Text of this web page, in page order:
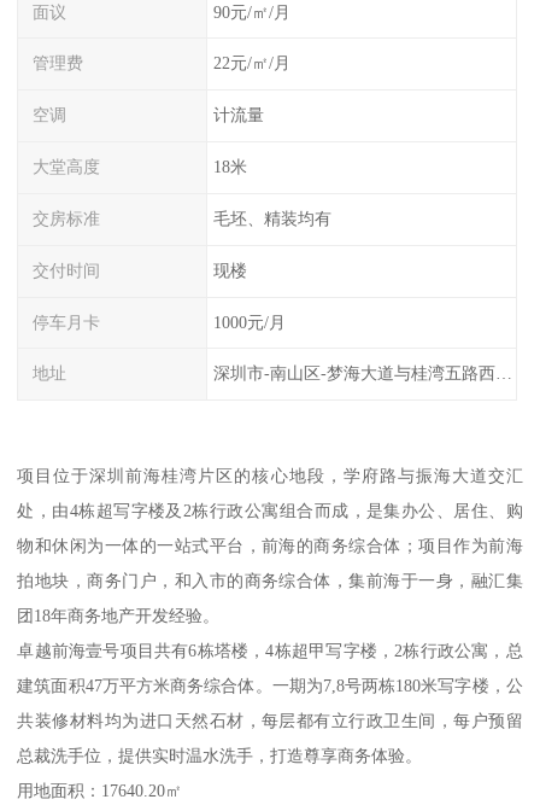
面议 90元/㎡/月
管理费 22元/㎡/月
空调 计流量
大堂高度 18米
交房标准 毛坯、精装均有
交付时间 现楼
停车月卡 1000元/月
地址 深圳市-南山区-梦海大道与桂湾五路西北交叉口
项目位于深圳前海桂湾片区的核心地段，学府路与振海大道交汇
处，由4栋超写字楼及2栋行政公寓组合而成，是集办公、居住、购
物和休闲为一体的一站式平台，前海的商务综合体；项目作为前海
拍地块，商务门户，和入市的商务综合体，集前海于一身，融汇集
团18年商务地产开发经验。
卓越前海壹号项目共有6栋塔楼，4栋超甲写字楼，2栋行政公寓，总
建筑面积47万平方米商务综合体。一期为7,8号两栋180米写字楼，公
共装修材料均为进口天然石材，每层都有立行政卫生间，每户预留
总裁洗手位，提供实时温水洗手，打造尊享商务体验。
用地面积：17640.20㎡